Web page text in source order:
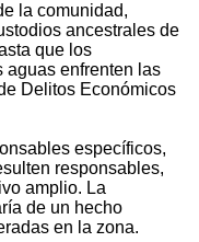
la comunidad,
ancestrales de
que los
aguas enfrenten las
Delitos Económicos
específicos,
responsables,
amplio. La
de un hecho
en la zona.